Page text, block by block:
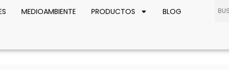
MEDIOAMBIENTE PRODUCTOS BLOG